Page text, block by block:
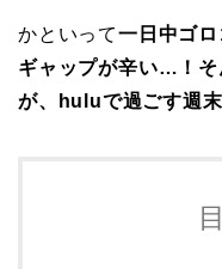
かといって一日中ゴ
ギャップが辛い…！そ
が、huluで過ごす週末